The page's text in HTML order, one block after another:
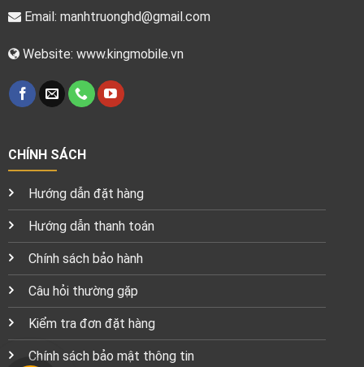
Email: manhtruonghd@gmail.com
Website: www.kingmobile.vn
CHÍNH SÁCH
Hướng dẫn đặt hàng
Hướng dẫn thanh toán
Chính sách bảo hành
Câu hỏi thường gặp
Kiểm tra đơn đặt hàng
Chính sách bảo mật thông tin